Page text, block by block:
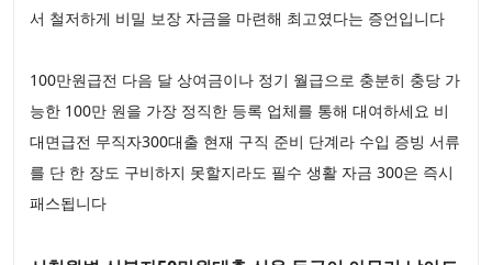
서 철저하게 비밀 보장 자금을 마련해 최고였다는 증언입니다
100만원급전 다음 달 상여금이나 정기 월급으로 충분히 충당 가
능한 100만 원을 가장 정직한 등록 업체를 통해 대여하세요 비
대면급전 무직자300대출 현재 구직 준비 단계라 수입 증빙 서류
를 단 한 장도 구비하지 못할지라도 필수 생활 자금 300은 즉시
패스됩니다